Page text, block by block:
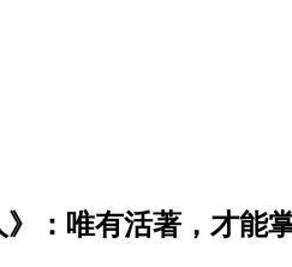
：唯有活著，才能